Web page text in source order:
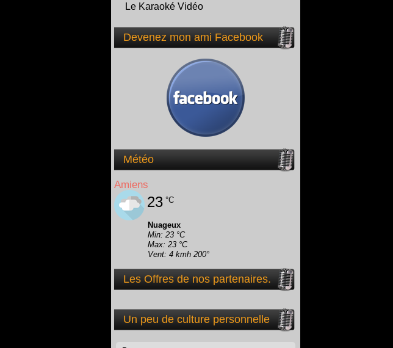
Le Karaoké Vidéo
Devenez mon ami Facebook
Météo
Amiens
23 °C
Nuageux
Min: 23 °C
Max: 23 °C
Vent: 4 kmh 200°
Les Offres de nos partenaires.
Un peu de culture personnelle